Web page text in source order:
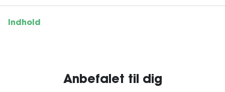
Indhold
Anbefalet til dig